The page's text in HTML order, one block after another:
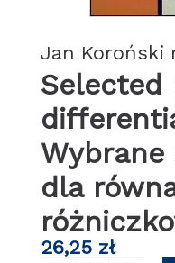
Jan Koroński
Selected
Wybrane
dla
26,25 zł